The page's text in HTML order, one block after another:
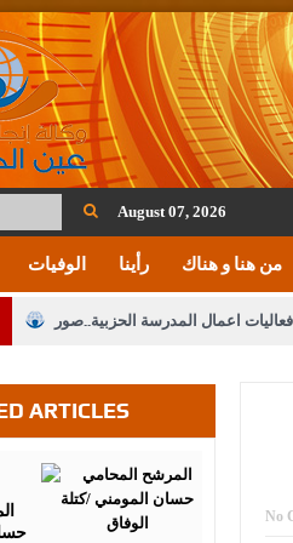
August 07, 2026
الوفيات رأينا من هنا و هناك
اعمال المدرسة الحزبية..صور
مشروع تعديل قانون الملكية العقارية
إلى مراجعة منصة خدمة العلم
فريحات.. مبارك ومزيدا من التوفيق
No
ARTICLES